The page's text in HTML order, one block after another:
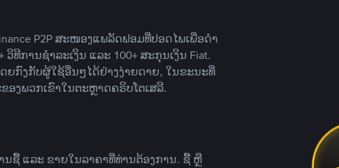
P2P ສະໜອງແພລັດຟອມທີ່ປອດໄພເພື່ອດໍາ
ທີການຊໍາລະເງິນ ແລະ 100+ ສະກຸນເງິນ Fiat.
ຍກົງກັບຜູ້ໃຊ້ອື່ນໆໄດ້ຢ່າງງ່າຍດາຍ, ໃນຂະນະທີ່
ງພວກເຂົາໃນຕະຫຼາດຄຣິບໂຕເສລີ.
ຊື້ ແລະ ຂາຍໃນລາຄາທີ່ທ່ານຕ້ອງການ. ຊື້ ຫຼື